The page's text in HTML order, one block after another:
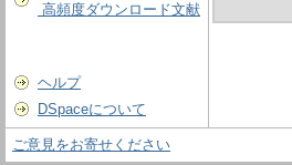
高頻度ダウンロード文献
ヘルプ
DSpaceについて
ご意見をお寄せください